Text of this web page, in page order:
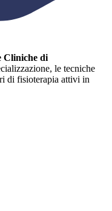
Cliniche di
le tecniche
di fisioterapia attivi in